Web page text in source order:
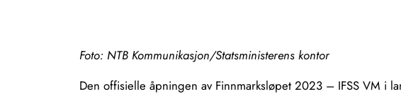
Foto: NTB Kommunikasjon/Statsministerens kontor
Den offisielle åpningen av Finnmarksløpet 2023 – IFSS VM i